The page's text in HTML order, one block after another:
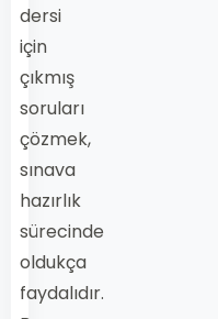
dersi
için
çıkmış
soruları
çözmek,
sınava
hazırlık
sürecinde
oldukça
faydalıdır.